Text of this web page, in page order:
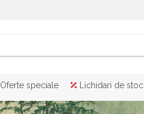
Oferte speciale Lichidari de stoc